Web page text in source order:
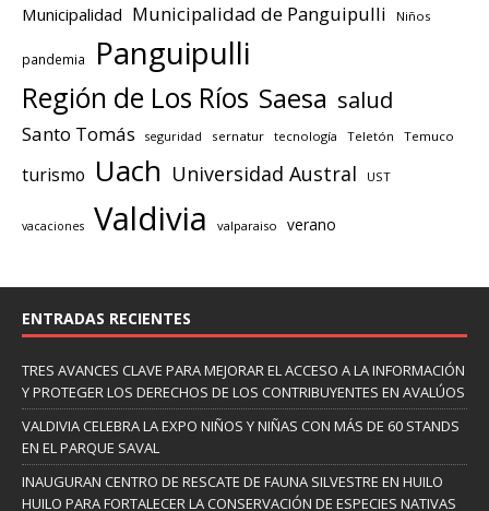
Municipalidad Municipalidad de Panguipulli Niños
pandemia Panguipulli
Región de Los Ríos Saesa salud
Santo Tomás seguridad sernatur tecnología Teletón Temuco
turismo Uach Universidad Austral UST
vacaciones Valdivia valparaiso verano
ENTRADAS RECIENTES
TRES AVANCES CLAVE PARA MEJORAR EL ACCESO A LA INFORMACIÓN
Y PROTEGER LOS DERECHOS DE LOS CONTRIBUYENTES EN AVALÚOS
VALDIVIA CELEBRA LA EXPO NIÑOS Y NIÑAS CON MÁS DE 60 STANDS
EN EL PARQUE SAVAL
INAUGURAN CENTRO DE RESCATE DE FAUNA SILVESTRE EN HUILO
HUILO PARA FORTALECER LA CONSERVACIÓN DE ESPECIES NATIVAS